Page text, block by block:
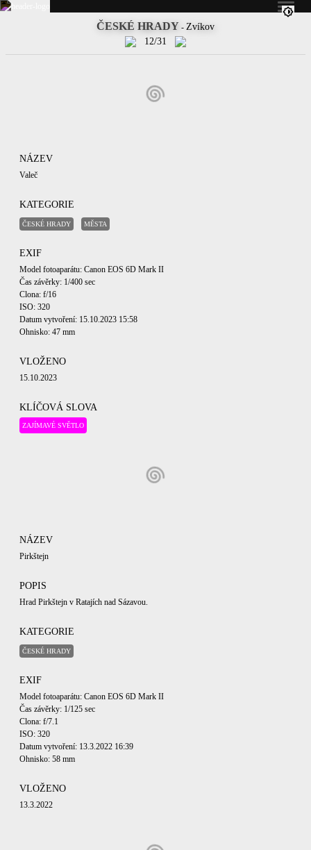
ČESKÉ HRADY - Zvíkov
12/31
NÁZEV
Valeč
KATEGORIE
ČESKÉ HRADY MĚSTA
EXIF
Model fotoaparátu: Canon EOS 6D Mark II
Čas závěrky: 1/400 sec
Clona: f/16
ISO: 320
Datum vytvoření: 15.10.2023 15:58
Ohnisko: 47 mm
VLOŽENO
15.10.2023
KLÍČOVÁ SLOVA
ZAJÍMAVÉ SVĚTLO
NÁZEV
Pirkštejn
POPIS
Hrad Pirkštejn v Ratajích nad Sázavou.
KATEGORIE
ČESKÉ HRADY
EXIF
Model fotoaparátu: Canon EOS 6D Mark II
Čas závěrky: 1/125 sec
Clona: f/7.1
ISO: 320
Datum vytvoření: 13.3.2022 16:39
Ohnisko: 58 mm
VLOŽENO
13.3.2022